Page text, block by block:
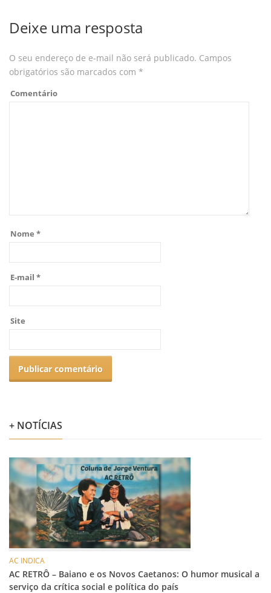
Deixe uma resposta
O seu endereço de e-mail não será publicado. Campos
obrigatórios são marcados com *
Comentário
Nome *
E-mail *
Site
+ NOTÍCIAS
AC INDICA
AC RETRÔ – Baiano e os Novos Caetanos: O humor musical a
serviço da crítica social e política do país